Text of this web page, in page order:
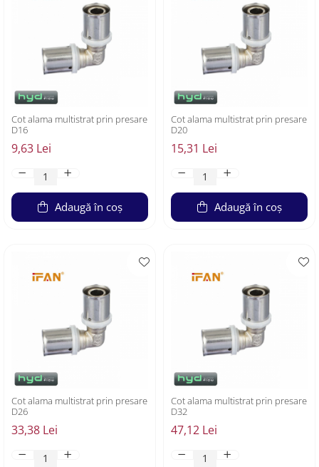
Cot alama multistrat prin presare
D16
9,63 Lei
Adaugă în coș
Cot alama multistrat prin presare
D20
15,31 Lei
Adaugă în coș
Cot alama multistrat prin presare
D26
33,38 Lei
Cot alama multistrat prin presare
D32
47,12 Lei